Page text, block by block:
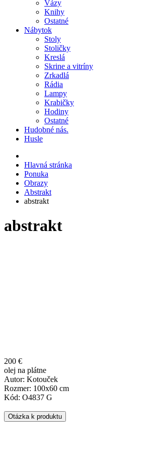
Vázy
Knihy
Ostatné
Nábytok
Stoly
Stoličky
Kreslá
Skrine a vitríny
Zrkadlá
Rádia
Lampy
Krabičky
Hodiny
Ostatné
Hudobné nás.
Husle
Hlavná stránka
Ponuka
Obrazy
Abstrakt
abstrakt
abstrakt
200 €
olej na plátne
Autor: Kotouček
Rozmer: 100x60 cm
Kód: O4837 G
Otázka k produktu